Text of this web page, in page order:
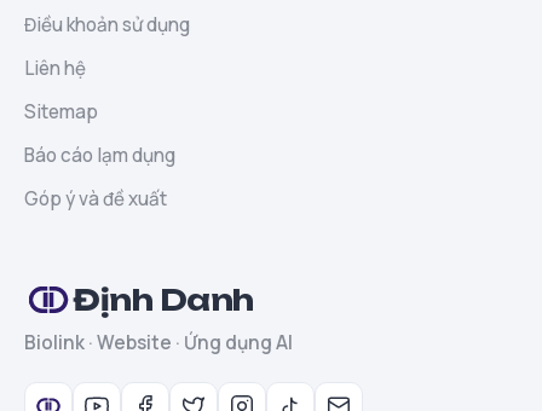
Điều khoản sử dụng
Liên hệ
Sitemap
Báo cáo lạm dụng
Góp ý và đề xuất
Định Danh
Biolink · Website · Ứng dụng AI